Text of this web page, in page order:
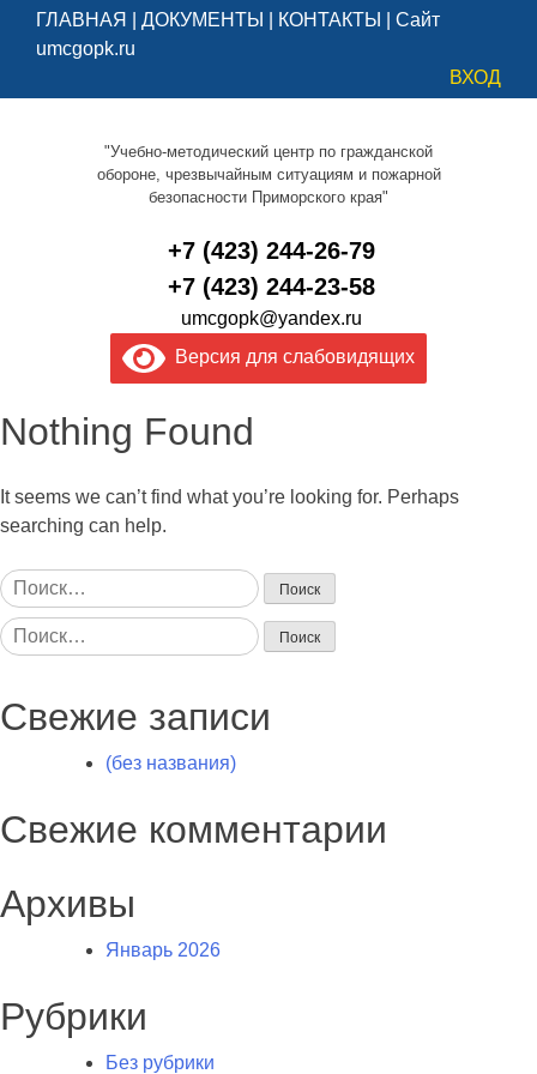
ГЛАВНАЯ ДОКУМЕНТЫ КОНТАКТЫ
Сайт
umcgopk.ru
ВХОД
"Учебно-методический центр по гражданской
обороне, чрезвычайным ситуациям и пожарной
безопасности Приморского края"
+7 (423) 244-26-79
+7 (423) 244-23-58
umcgopk@yandex.ru
Версия для слабовидящих
Nothing Found
It seems we can’t find what you’re looking for. Perhaps
searching can help.
Найти:
Найти:
Свежие записи
(без названия)
Свежие комментарии
Архивы
Январь 2026
Рубрики
Без рубрики